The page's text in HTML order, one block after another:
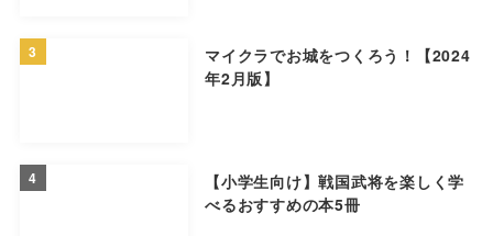
3
マイクラでお城をつくろう！【2024
年2月版】
4
【小学生向け】戦国武将を楽しく学
べるおすすめの本5冊